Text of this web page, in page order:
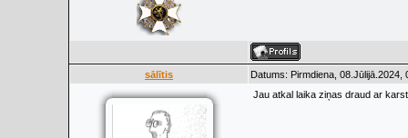
sālītis Datums: Pirmdiena,
Jau atkal laika ziņas draud ar